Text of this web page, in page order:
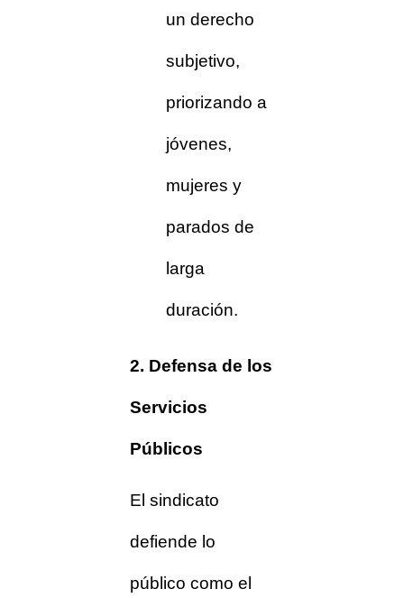
un derecho
subjetivo,
priorizando a
jóvenes,
mujeres y
parados de
larga
duración.
2. Defensa de los
Servicios
Públicos
El sindicato
defiende lo
público como el